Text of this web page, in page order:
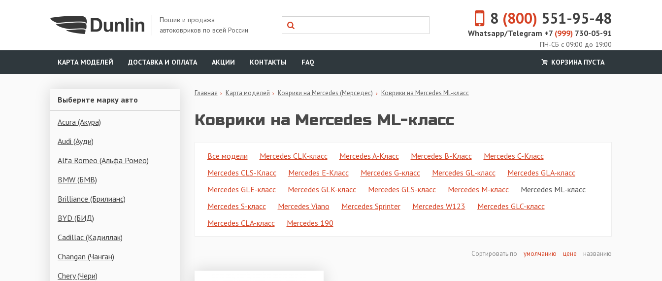
Пошив и продажа
автоковриков по всей России
8 (800) 551-95-48
Whatsapp/Telegram +7 (999) 730-05-91
ПН-СБ с 09:00 до 19:00
КАРТА МОДЕЛЕЙ
ДОСТАВКА И ОПЛАТА АКЦИИ КОНТАКТЫ FAQ КОРЗИНА ПУСТА
Выберите марку авто
Acura (Акура)
Audi (Ауди)
Alfa Romeo (Альфа Ромео)
BMW (БМВ)
Brilliance (Брилианс)
BYD (БИД)
Cadillac (Кадиллак)
Changan (Чанган)
Chery (Чери)
Главная Карта моделей Коврики на Mercedes (Мерседес) Коврики на Mercedes ML-класс
Коврики на Mercedes ML-класс
Все модели Mercedes CLK-класс Mercedes A-Класс Mercedes B-Класс
Mercedes C-Класс
Mercedes CLS-Класс
Mercedes E-Класс Mercedes G-класс Mercedes GL-класс
Mercedes GLA-класс
Mercedes GLE-класс
Mercedes GLK-класс Mercedes GLS-класс Mercedes M-класс
Mercedes ML-класс
Mercedes S-класс
Mercedes Viano Mercedes Sprinter Mercedes W123
Mercedes GLC-класс
Mercedes CLA-класс
Mercedes 190
Сортировать по умолчанию цене названию